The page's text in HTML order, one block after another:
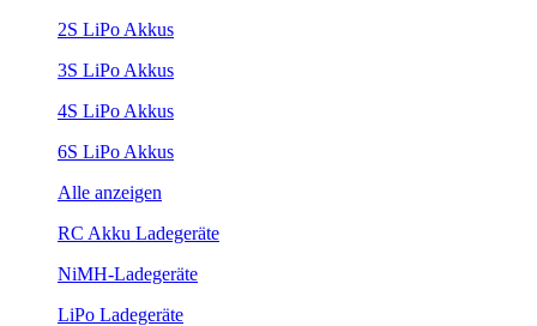
2S LiPo Akkus
3S LiPo Akkus
4S LiPo Akkus
6S LiPo Akkus
Alle anzeigen
RC Akku Ladegeräte
NiMH-Ladegeräte
LiPo Ladegeräte